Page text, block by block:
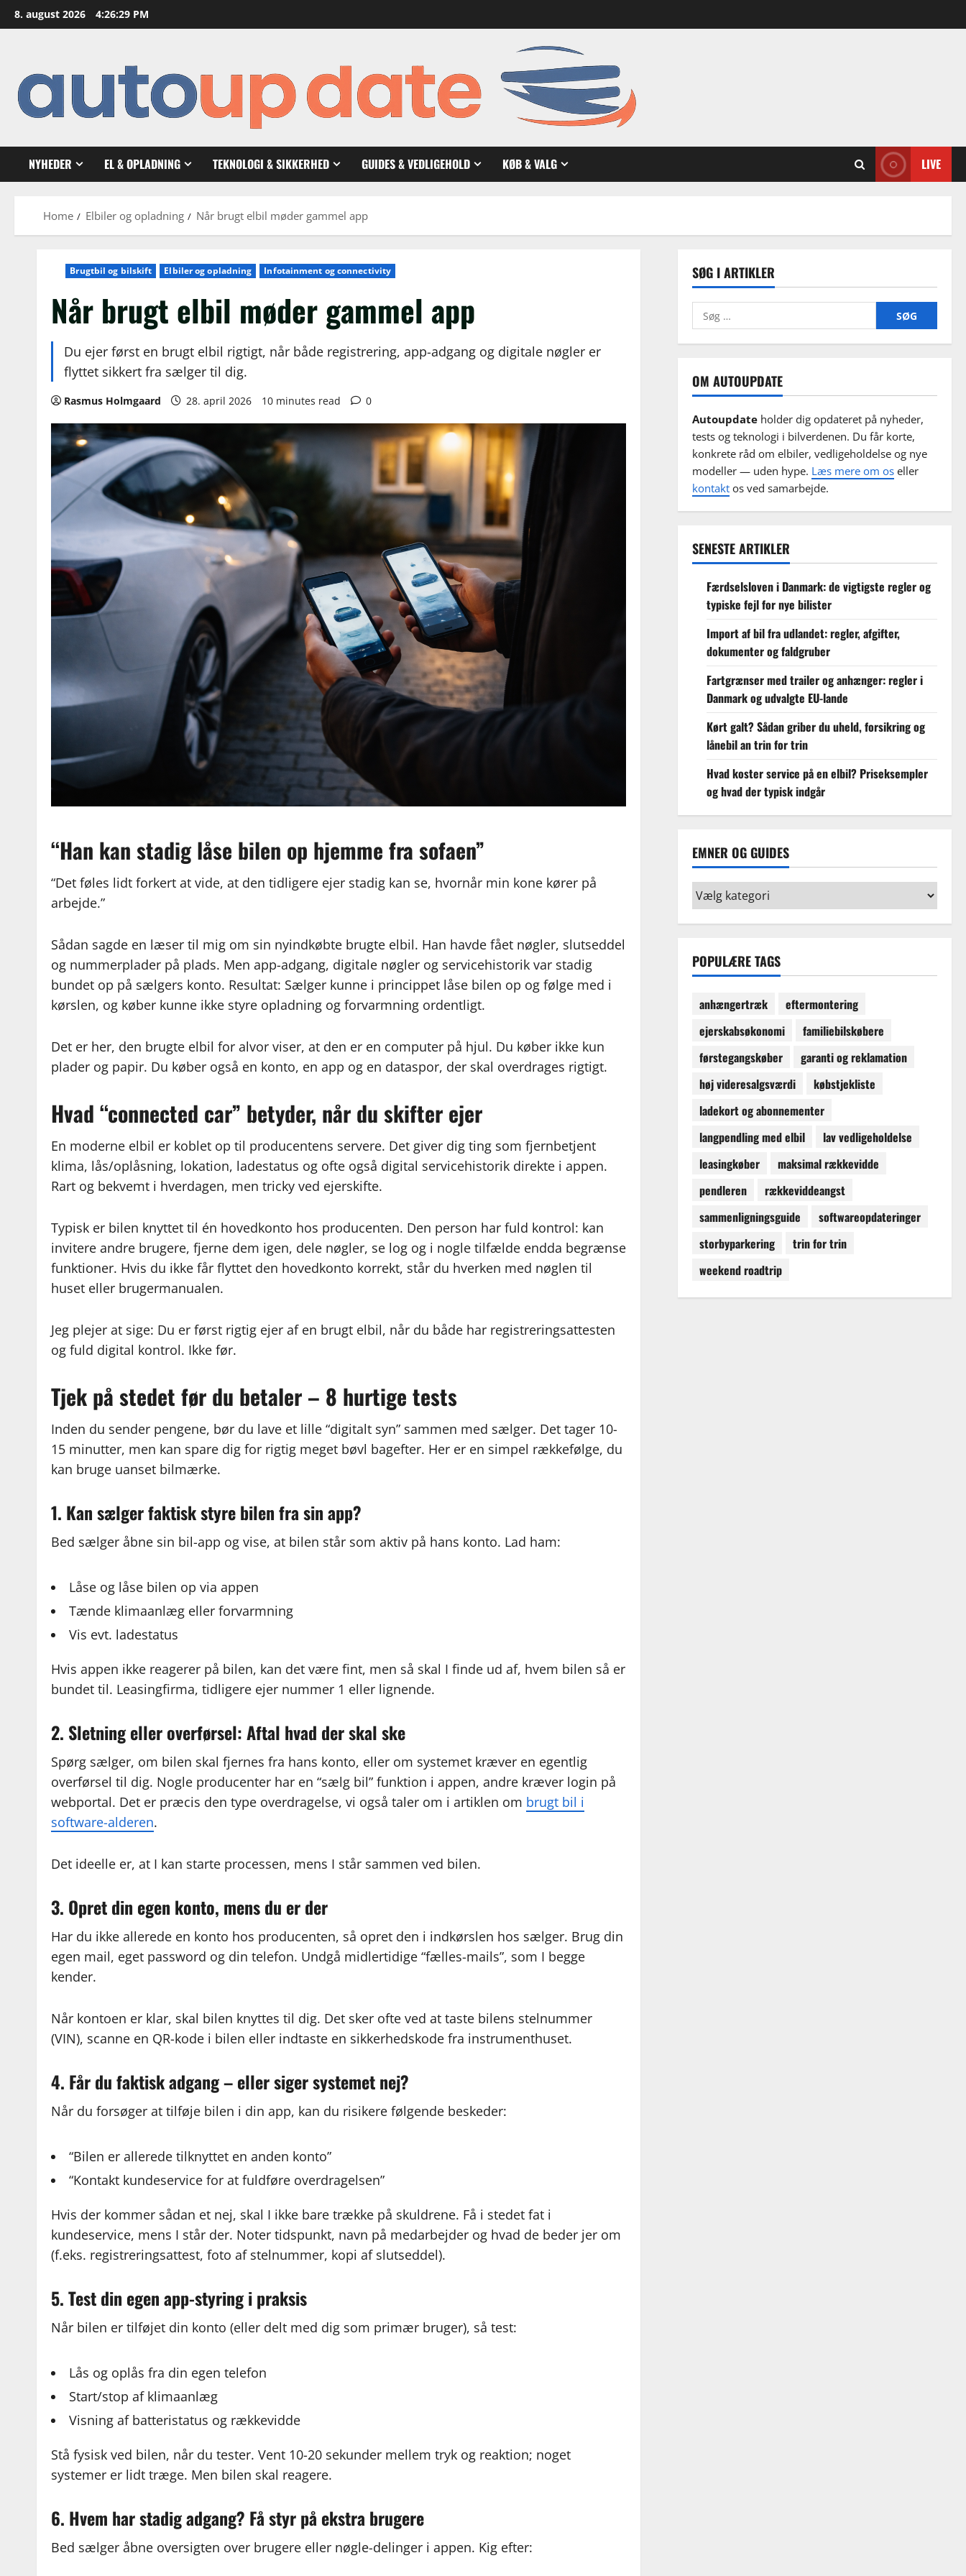
Skip
to
8. august 2026 4:26:30 PM
NYHEDER EL & OPLADNING TEKNOLOGI & SIKKERHED GUIDES & VEDLIGEHOLD KØB & VALG LIVE
Home Elbiler og opladning Når brugt elbil møder gammel app
Brugtbil og bilskift Elbiler og opladning Infotainment og connectivity
Når brugt elbil møder gammel app
Du ejer først en brugt elbil rigtigt, når både registrering, app-adgang og digitale nøgler er
flyttet sikkert fra sælger til dig.
Rasmus Holmgaard 28. april 2026 10 minutes read 0
“Han kan stadig låse bilen op hjemme fra sofaen”
“Det føles lidt forkert at vide, at den tidligere ejer stadig kan se, hvornår min kone kører på
arbejde.”
Sådan sagde en læser til mig om sin nyindkøbte brugte elbil. Han havde fået nøgler, slutseddel
og nummerplader på plads. Men app-adgang, digitale nøgler og servicehistorik var stadig
bundet op på sælgers konto. Resultat: Sælger kunne i princippet låse bilen op og følge med i
kørslen, og køber kunne ikke styre opladning og forvarmning ordentligt.
Det er her, den brugte elbil for alvor viser, at den er en computer på hjul. Du køber ikke kun
plader og papir. Du køber også en konto, en app og en dataspor, der skal overdrages rigtigt.
Hvad “connected car” betyder, når du skifter ejer
En moderne elbil er koblet op til producentens servere. Det giver dig ting som fjernbetjent
klima, lås/oplåsning, lokation, ladestatus og ofte også digital servicehistorik direkte i appen.
Rart og bekvemt i hverdagen, men tricky ved ejerskifte.
Typisk er bilen knyttet til én hovedkonto hos producenten. Den person har fuld kontrol: kan
invitere andre brugere, fjerne dem igen, dele nøgler, se log og i nogle tilfælde endda begrænse
funktioner. Hvis du ikke får flyttet den hovedkonto korrekt, står du hverken med nøglen til
huset eller brugermanualen.
Jeg plejer at sige: Du er først rigtig ejer af en brugt elbil, når du både har registreringsattesten
og fuld digital kontrol. Ikke før.
Tjek på stedet før du betaler – 8 hurtige tests
Inden du sender pengene, bør du lave et lille “digitalt syn” sammen med sælger. Det tager 10-
15 minutter, men kan spare dig for rigtig meget bøvl bagefter. Her er en simpel rækkefølge, du
kan bruge uanset bilmærke.
1. Kan sælger faktisk styre bilen fra sin app?
Bed sælger åbne sin bil-app og vise, at bilen står som aktiv på hans konto. Lad ham:
Låse og låse bilen op via appen
Tænde klimaanlæg eller forvarmning
Vis evt. ladestatus
Hvis appen ikke reagerer på bilen, kan det være fint, men så skal I finde ud af, hvem bilen så er
bundet til. Leasingfirma, tidligere ejer nummer 1 eller lignende.
2. Sletning eller overførsel: Aftal hvad der skal ske
Spørg sælger, om bilen skal fjernes fra hans konto, eller om systemet kræver en egentlig
overførsel til dig. Nogle producenter har en “sælg bil” funktion i appen, andre kræver login på
webportal. Det er præcis den type overdragelse, vi også taler om i artiklen om brugt bil i
software-alderen.
Det ideelle er, at I kan starte processen, mens I står sammen ved bilen.
3. Opret din egen konto, mens du er der
Har du ikke allerede en konto hos producenten, så opret den i indkørslen hos sælger. Brug din
egen mail, eget password og din telefon. Undgå midlertidige “fælles-mails”, som I begge
kender.
Når kontoen er klar, skal bilen knyttes til dig. Det sker ofte ved at taste bilens stelnummer
(VIN), scanne en QR-kode i bilen eller indtaste en sikkerhedskode fra instrumenthuset.
4. Får du faktisk adgang – eller siger systemet nej?
Når du forsøger at tilføje bilen i din app, kan du risikere følgende beskeder:
“Bilen er allerede tilknyttet en anden konto”
“Kontakt kundeservice for at fuldføre overdragelsen”
Hvis der kommer sådan et nej, skal I ikke bare trække på skuldrene. Få i stedet fat i
kundeservice, mens I står der. Noter tidspunkt, navn på medarbejder og hvad de beder jer om
(f.eks. registreringsattest, foto af stelnummer, kopi af slutseddel).
5. Test din egen app-styring i praksis
Når bilen er tilføjet din konto (eller delt med dig som primær bruger), så test:
Lås og oplås fra din egen telefon
Start/stop af klimaanlæg
Visning af batteristatus og rækkevidde
Stå fysisk ved bilen, når du tester. Vent 10-20 sekunder mellem tryk og reaktion; noget
systemer er lidt træge. Men bilen skal reagere.
6. Hvem har stadig adgang? Få styr på ekstra brugere
Bed sælger åbne oversigten over brugere eller nøgle-delinger i appen. Kig efter:
SØG I ARTIKLER
Søg
efter:
OM AUTOUPDATE
Autoupdateholder dig opdateret på nyheder,
tests og teknologi i bilverdenen. Du får korte,
konkrete råd om elbiler, vedligeholdelse og nye
modeller — uden hype. Læs mere om oseller
kontaktos ved samarbejde.
SENESTE ARTIKLER
Færdselsloven i Danmark: de vigtigste regler og
typiske fejl for nye bilister
Import af bil fra udlandet: regler, afgifter,
dokumenter og faldgruber
Fartgrænser med trailer og anhænger: regler i
Danmark og udvalgte EU-lande
Kørt galt? Sådan griber du uheld, forsikring og
lånebil an trin for trin
Hvad koster service på en elbil? Priseksempler
og hvad der typisk indgår
EMNER OG GUIDES
Emner
og
guides
POPULÆRE TAGS
anhængertræk
eftermontering
ejerskabsøkonomi
familiebilskøbere
førstegangskøber
garanti og reklamation
høj videresalgsværdi
købstjekliste
ladekort og abonnementer
langpendling med elbil
lav vedligeholdelse
leasingkøber
maksimal rækkevidde
pendleren
rækkeviddeangst
sammenligningsguide
softwareopdateringer
storbyparkering
trin for trin
weekend roadtrip